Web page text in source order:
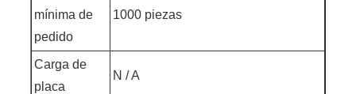
mínima de
pedido
1000 piezas
Carga de
placa
N / A